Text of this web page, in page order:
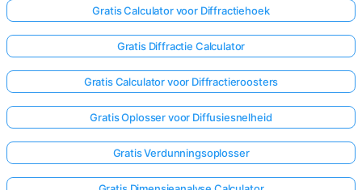
hier
in!
Gratis Calculator voor Diffractiehoek
Gratis Diffractie Calculator
Gratis Calculator voor Diffractieroosters
Gratis Oplosser voor Diffusiesnelheid
Gratis Verdunningsoplosser